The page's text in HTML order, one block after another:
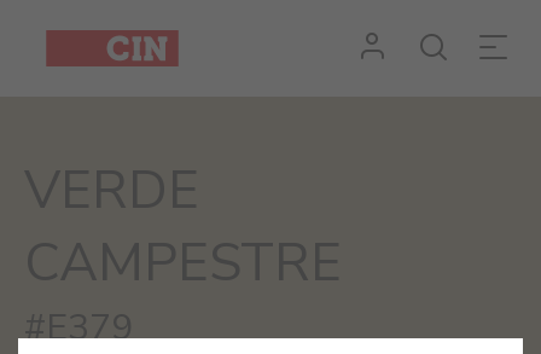
Cor
Verde
para
interiores
VERDE
CAMPESTRE
#E379